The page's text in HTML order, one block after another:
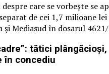
care se vorbește se
de cei 1,7 milioane
și Mediasud în dosarul
tătici
în concediu